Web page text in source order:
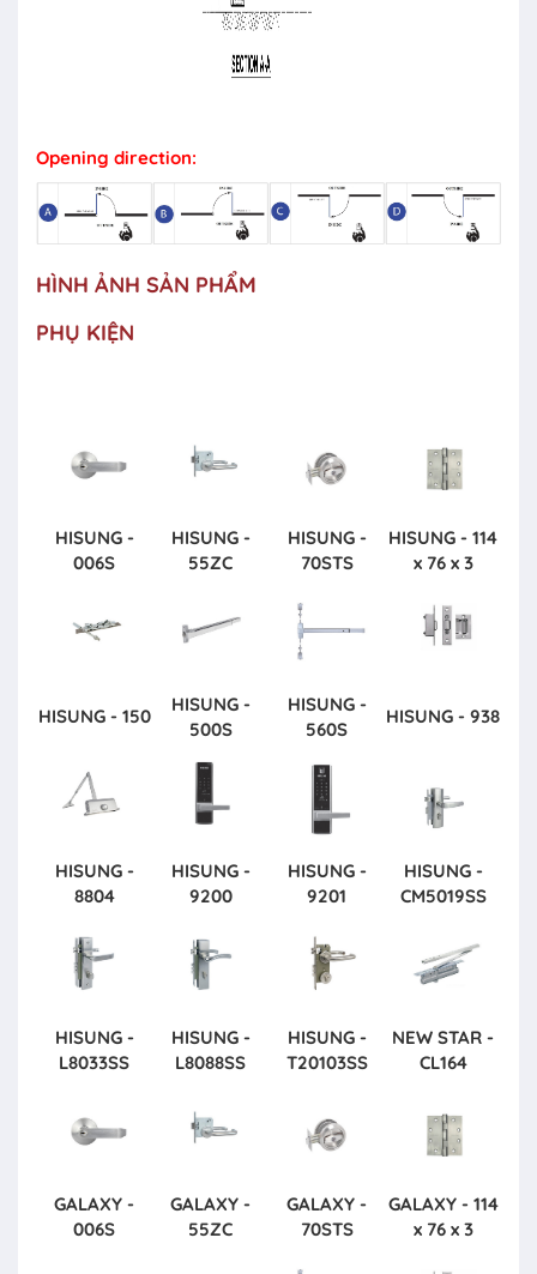
Opening direction:
HÌNH ẢNH SẢN PHẨM
PHỤ KIỆN
HISUNG -
006S
HISUNG -
55ZC
HISUNG -
70STS
HISUNG - 114
x 76 x 3
HISUNG - 150
HISUNG -
500S
HISUNG -
560S
HISUNG - 938
HISUNG -
8804
HISUNG -
9200
HISUNG -
9201
HISUNG -
CM5019SS
HISUNG -
L8033SS
HISUNG -
L8088SS
HISUNG -
T20103SS
NEW STAR -
CL164
GALAXY -
006S
GALAXY -
55ZC
GALAXY -
70STS
GALAXY - 114
x 76 x 3